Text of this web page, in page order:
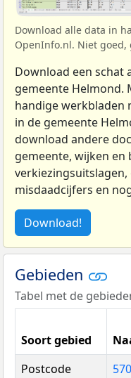
Download alle data in
OpenInfo.nl. Niet goed,
Download een schat
gemeente Helmond.
handige werkbladen
in de gemeente
download andere
gemeente, wijken en
misdaadcijfers en
Download!
Gebieden
Tabel met de
Soort gebied
Postcode